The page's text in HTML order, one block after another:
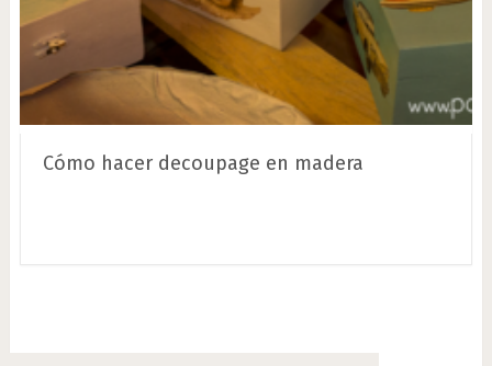
Cómo hacer decoupage en madera